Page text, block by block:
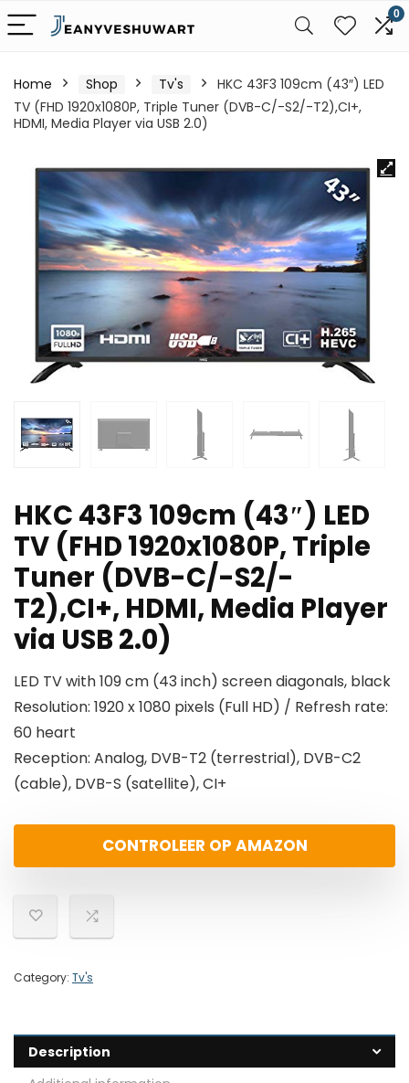
0
Home Shop Tv's
HKC 43F3 109cm (43″) LED
TV (FHD 1920x1080P, Triple Tuner (DVB-C/-S2/-T2),CI+,
HDMI, Media Player via USB 2.0)
HKC 43F3 109cm (43″) LED
TV (FHD 1920x1080P, Triple
Tuner (DVB-C/-S2/-
T2),CI+, HDMI, Media Player
via USB 2.0)
LED TV with 109 cm (43 inch) screen diagonals, black
Resolution: 1920 x 1080 pixels (Full HD) / Refresh rate:
60 heart
Reception: Analog, DVB-T2 (terrestrial), DVB-C2
(cable), DVB-S (satellite), CI+
CONTROLEER OP AMAZON
Category: Tv's
Description